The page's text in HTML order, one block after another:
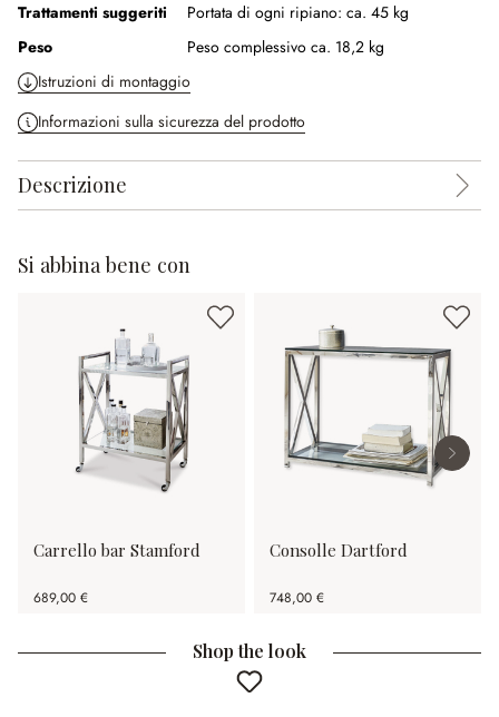
Trattamenti suggeriti
Portata di ogni ripiano: ca. 45 kg
Peso
Peso complessivo ca. 18,2 kg
Istruzioni di montaggio
Informazioni sulla sicurezza del prodotto
Descrizione
Si abbina bene con
Carrello bar Stamford
689,00 €
Consolle Dartford
748,00 €
Shop the look